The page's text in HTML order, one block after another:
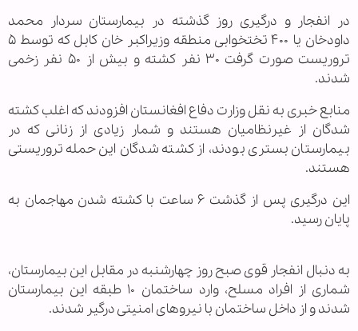
در انفجار و درگیری روز گذشته در بیمارستان سردار محمد
داودخان یا ۴۰۰ تختخوابی منطقه وزیراکبر خان کابل که توسط ۵
تروریست صورت گرفت ۳۰ نفر کشته و بیش از ۵۰ نفر زخمی
شدند.
منابع خبری به نقل وزارت دفاع افغانستان افزودند که اغلب کشته
شدگان از غیرنظامیان هستند و شمار زیادی از زنانی که در
بیمارستان بستری بودند، از کشته شدگان این حمله تروریستی
هستند.
این درگیری پس از گذشت ۶ ساعت با کشته شدن مهاجمان به
پایان رسید.
به دنبال انفجار قوی صبح روز چهارشنبه در مقابل این بیمارستان،
شماری از افراد مسلح، وارد ساختمان ۱۰ طبقه این بیمارستان
شدند و از داخل ساختمان با نیروهای امنیتی درگیر شدند.